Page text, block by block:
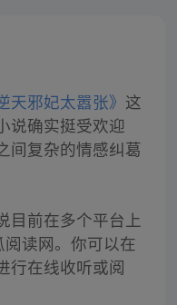
天邪妃太嚣张》 这
说确实挺受欢迎
间复杂的情感纠葛
目前在多个平台上
读网。你可以在
行在线收听或阅